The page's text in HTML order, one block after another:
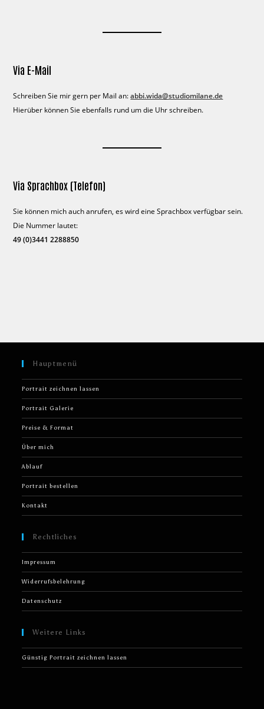
Via E-Mail
Schreiben Sie mir gern per Mail an:abbi.wida@studiomilane.de
Hierüber können Sie ebenfalls rund um die Uhr schreiben.
Via Sprachbox (Telefon)
Sie können mich auch anrufen, es wird eine Sprachbox verfügbar sein.
Die Nummer lautet:
49 (0)3441 2288850
Hauptmenü
Portrait zeichnen lassen
Portrait Galerie
Preise & Format
Über mich
Ablauf
Portrait bestellen
Kontakt
Rechtliches
Impressum
Widerrufsbelehrung
Datenschutz
Weitere Links
Günstig Portrait zeichnen lassen